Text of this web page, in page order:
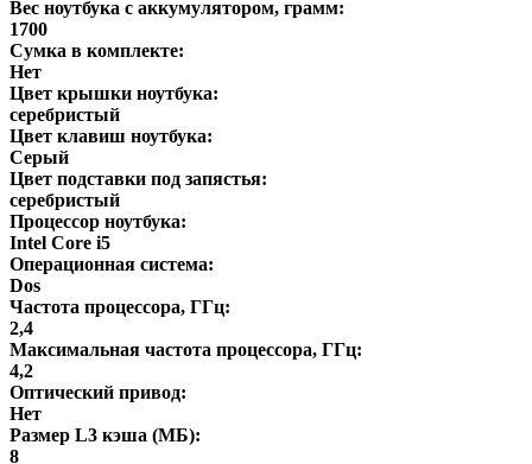
Вес ноутбука с аккумулятором, грамм:
1700
Сумка в комплекте:
Нет
Цвет крышки ноутбука:
серебристый
Цвет клавиш ноутбука:
Серый
Цвет подставки под запястья:
серебристый
Процессор ноутбука:
Intel Core i5
Операционная система:
Dos
Частота процессора, ГГц:
2,4
Максимальная частота процессора, ГГц:
4,2
Оптический привод:
Нет
Размер L3 кэша (МБ):
8